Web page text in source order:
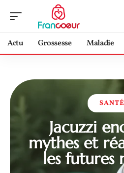
Actu Grossesse Maladie
SANTÉ
Jacuzzi
mythes et
les futures